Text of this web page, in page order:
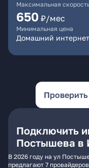
Максимальная
650 ₽/мес
Минимальная цена
Домашний
Подключить
Постышева в
В 2026 году на ул
предлагают 7